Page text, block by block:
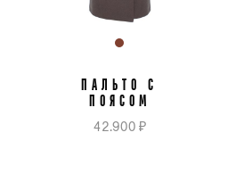
ПАЛЬТО С
ПОЯСОМ
42.900 ₽